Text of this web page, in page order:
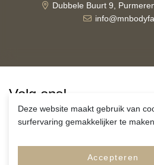
Deze website maakt gebruik van
surfervaring gemakkelijker te maken.
Accepteren
Dubbele Buurt 9,
Volg ons!